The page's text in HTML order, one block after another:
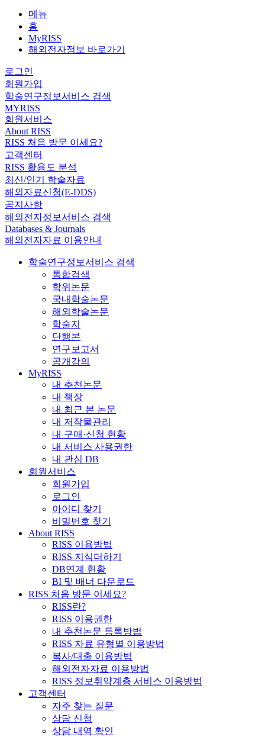
메뉴
홈
MyRISS
해외전자정보 바로가기
로그인
회원가입
학술연구정보서비스 검색
MYRISS
회원서비스
About RISS
RISS 처음 방문 이세요?
고객센터
RISS 활용도 분석
최신/인기 학술자료
해외자료신청(E-DDS)
공지사항
해외전자정보서비스 검색
Databases & Journals
해외전자자료 이용안내
학술연구정보서비스 검색
통합검색
학위논문
국내학술논문
해외학술논문
학술지
단행본
연구보고서
공개강의
MyRISS
내 추천논문
내 책장
내 최근 본 논문
내 저작물관리
내 구매·신청 현황
내 서비스 사용권한
내 관심 DB
회원서비스
회원가입
로그인
아이디 찾기
비밀번호 찾기
About RISS
RISS 이용방법
RISS 지식더하기
DB연계 현황
BI 및 배너 다운로드
RISS 처음 방문 이세요?
RISS란?
RISS 이용권한
내 추천논문 등록방법
RISS 자료 유형별 이용방법
복사/대출 이용방법
해외전자자료 이용방법
RISS 정보취약계층 서비스 이용방법
고객센터
자주 찾는 질문
상담 신청
상담 내역 확인